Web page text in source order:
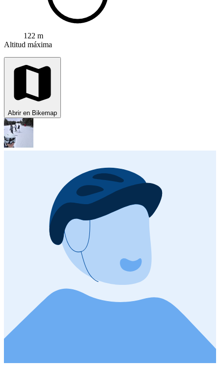
122 m
Altitud máxima
Abrir en Bikemap